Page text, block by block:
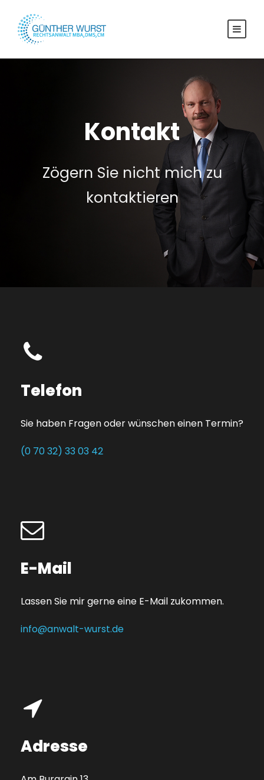
Kontakt
Zögern Sie nicht mich zu
kontaktieren
Telefon
Sie haben Fragen oder wünschen einen Termin?
(0 70 32) 33 03 42
E-Mail
Lassen Sie mir gerne eine E-Mail zukommen.
info@anwalt-wurst.de
Adresse